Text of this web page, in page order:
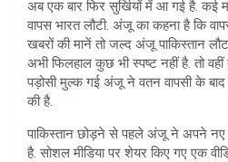
A
p
p
अब एक बार फिर सुर्खियों में आ गई है. कई
वापस भारत लौटी. अंजू का कहना है कि
खबरों की मानें तो जल्द अंजू पाकिस्तान
अभी फिलहाल कुछ भी स्पष्ट नहीं है. तो
पड़ोसी मुल्क गई अंजू ने वतन वापसी के बाद
की है.
पाकिस्तान छोड़ने से पहले अंजू ने अपने नए
है. सोशल मीडिया पर शेयर किए गए एक